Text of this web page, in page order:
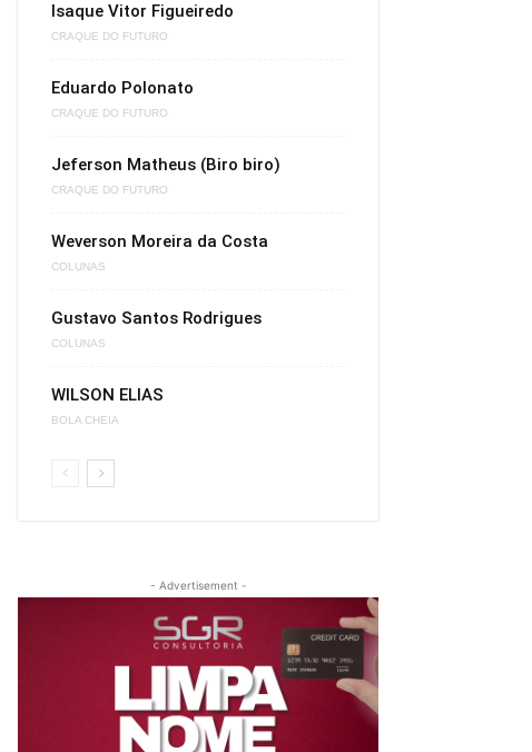
Isaque Vitor Figueiredo
CRAQUE DO FUTURO
Eduardo Polonato
CRAQUE DO FUTURO
Jeferson Matheus (Biro biro)
CRAQUE DO FUTURO
Weverson Moreira da Costa
COLUNAS
Gustavo Santos Rodrigues
COLUNAS
WILSON ELIAS
BOLA CHEIA
- Advertisement -